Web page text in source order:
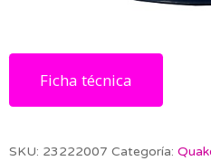
Ficha técnica
SKU: 23222007 Categoría: